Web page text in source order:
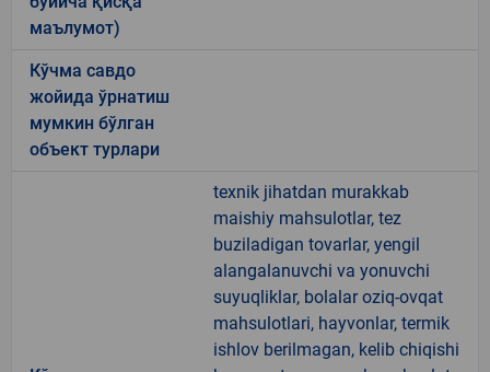
маълумот)
Кўчма савдо
жойида ўрнатиш
мумкин бўлган
объект турлари
texnik jihatdan murakkab
maishiy mahsulotlar, tez
buziladigan tovarlar, yengil
alangalanuvchi va yonuvchi
suyuqliklar, bolalar oziq-ovqat
mahsulotlari, hayvonlar, termik
ishlov berilmagan, kelib chiqishi